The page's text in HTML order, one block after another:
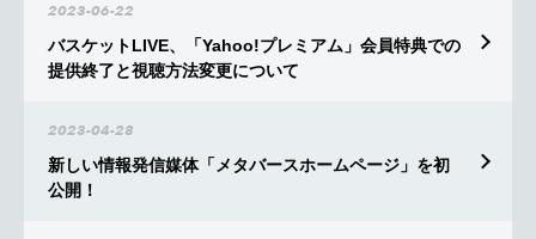
2023-06-22
バスケットLIVE、「Yahoo!プレミアム」会員特典での
提供終了と視聴方法変更について
2023-04-28
新しい情報発信媒体「メタバースホームページ」を初
公開！